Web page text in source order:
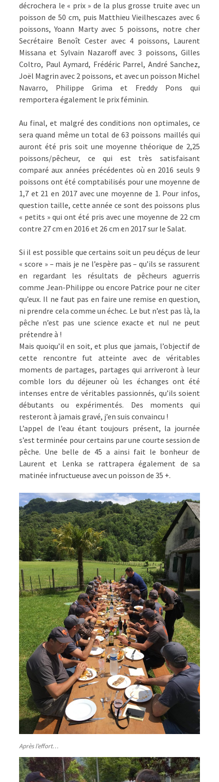
décrochera le « prix » de la plus grosse truite avec un
poisson de 50 cm, puis Matthieu Vieilhescazes avec 6
poissons, Yoann Marty avec 5 poissons, notre cher
Secrétaire Benoît Cester avec 4 poissons, Laurent
Missana et Sylvain Nazaroff avec 3 poissons, Gilles
Coltro, Paul Aymard, Frédéric Parrel, André Sanchez,
Joël Magrin avec 2 poissons, et avec un poisson Michel
Navarro, Philippe Grima et Freddy Pons qui
remportera également le prix féminin.
Au final, et malgré des conditions non optimales, ce
sera quand même un total de 63 poissons maillés qui
auront été pris soit une moyenne théorique de 2,25
poissons/pêcheur, ce qui est très satisfaisant
comparé aux années précédentes où en 2016 seuls 9
poissons ont été comptabilisés pour une moyenne de
1,7 et 21 en 2017 avec une moyenne de 1. Pour infos,
question taille, cette année ce sont des poissons plus
« petits » qui ont été pris avec une moyenne de 22 cm
contre 27 cm en 2016 et 26 cm en 2017 sur le Salat.
Si il est possible que certains soit un peu déçus de leur
« score » – mais je ne l’espère pas – qu’ils se rassurent
en regardant les résultats de pêcheurs aguerris
comme Jean-Philippe ou encore Patrice pour ne citer
qu’eux. Il ne faut pas en faire une remise en question,
ni prendre cela comme un échec. Le but n’est pas là, la
pêche n’est pas une science exacte et nul ne peut
prétendre à !
Mais quoiqu’il en soit, et plus que jamais, l’objectif de
cette rencontre fut atteinte avec de véritables
moments de partages, partages qui arriveront à leur
comble lors du déjeuner où les échanges ont été
intenses entre de véritables passionnés, qu’ils soient
débutants ou expérimentés. Des moments qui
resteront à jamais gravé, j’en suis convaincu !
L’appel de l’eau étant toujours présent, la journée
s’est terminée pour certains par une courte session de
pêche. Une belle de 45 a ainsi fait le bonheur de
Laurent et Lenka se rattrapera également de sa
matinée infructueuse avec un poisson de 35 +.
Après l’effort…